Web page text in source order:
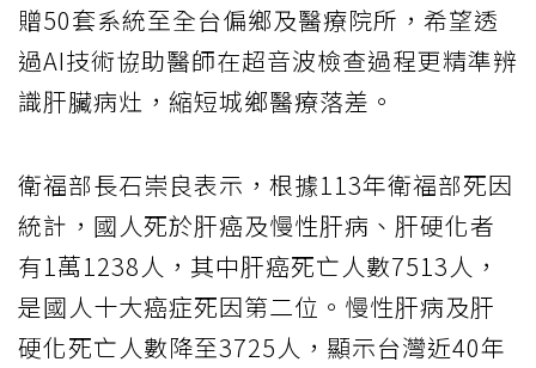
贈50套系統至全台偏鄉及醫療院所，希望透
過AI技術協助醫師在超音波檢查過程更精準辨
識肝臟病灶，縮短城鄉醫療落差。
衛福部長石崇良表示，根據113年衛福部死因
統計，國人死於肝癌及慢性肝病、肝硬化者
有1萬1238人，其中肝癌死亡人數7513人，
是國人十大癌症死因第二位。慢性肝病及肝
硬化死亡人數降至3725人，顯示台灣近40年